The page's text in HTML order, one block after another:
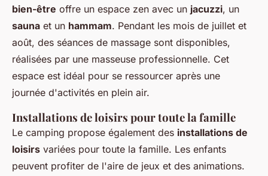
bien-être offre un espace zen avec un jacuzzi, un
sauna et un hammam. Pendant les mois de juillet et
août, des séances de massage sont disponibles,
réalisées par une masseuse professionnelle. Cet
espace est idéal pour se ressourcer après une
journée d'activités en plein air.
Installations de loisirs pour toute la famille
Le camping propose également des installations de
loisirs variées pour toute la famille. Les enfants
peuvent profiter de l'aire de jeux et des animations.